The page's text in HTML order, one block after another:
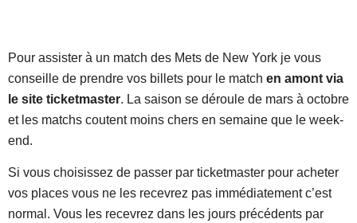
Pour assister à un match des Mets de New York je vous
conseille de prendre vos billets pour le match en amont via
le site ticketmaster. La saison se déroule de mars à octobre
et les matchs coutent moins chers en semaine que le week-
end.
Si vous choisissez de passer par ticketmaster pour acheter
vos places vous ne les recevrez pas immédiatement c’est
normal. Vous les recevrez dans les jours précédents par